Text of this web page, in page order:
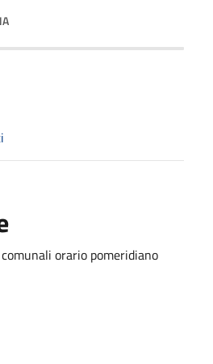
orario pomeridiano